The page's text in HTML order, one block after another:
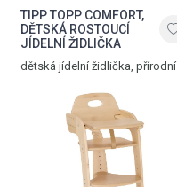
TIPP TOPP COMFORT,
DĚTSKÁ ROSTOUCÍ
JÍDELNÍ ŽIDLIČKA
dětská jídelní židlička, přírodní